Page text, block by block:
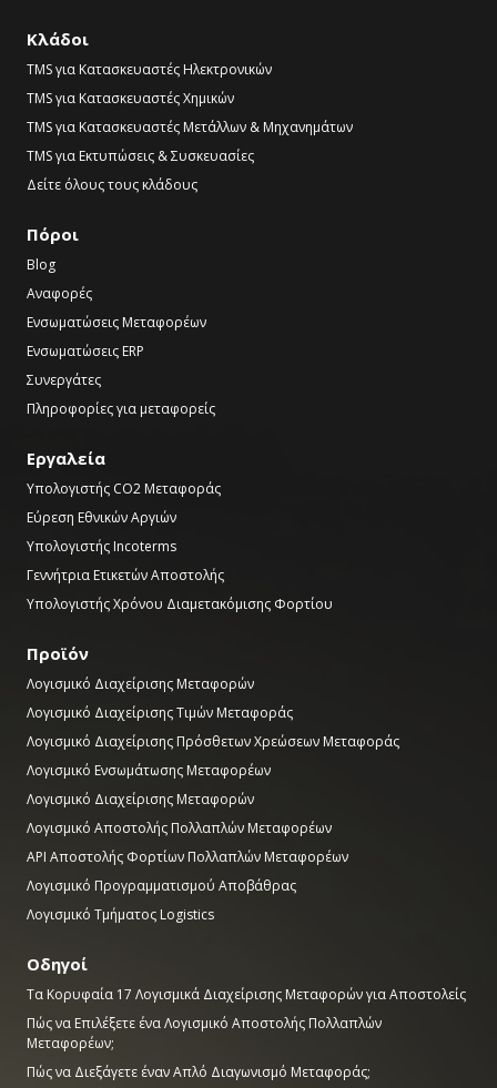
Κλάδοι
TMS για Κατασκευαστές Ηλεκτρονικών
TMS για Κατασκευαστές Χημικών
TMS για Κατασκευαστές Μετάλλων & Μηχανημάτων
TMS για Εκτυπώσεις & Συσκευασίες
Δείτε όλους τους κλάδους
Πόροι
Blog
Αναφορές
Ενσωματώσεις Μεταφορέων
Ενσωματώσεις ERP
Συνεργάτες
Πληροφορίες για μεταφορείς
Εργαλεία
Υπολογιστής CO2 Μεταφοράς
Εύρεση Εθνικών Αργιών
Υπολογιστής Incoterms
Γεννήτρια Ετικετών Αποστολής
Υπολογιστής Χρόνου Διαμετακόμισης Φορτίου
Προϊόν
Λογισμικό Διαχείρισης Μεταφορών
Λογισμικό Διαχείρισης Τιμών Μεταφοράς
Λογισμικό Διαχείρισης Πρόσθετων Χρεώσεων Μεταφοράς
Λογισμικό Ενσωμάτωσης Μεταφορέων
Λογισμικό Διαχείρισης Μεταφορών
Λογισμικό Αποστολής Πολλαπλών Μεταφορέων
API Αποστολής Φορτίων Πολλαπλών Μεταφορέων
Λογισμικό Προγραμματισμού Αποβάθρας
Λογισμικό Τμήματος Logistics
Οδηγοί
Τα Κορυφαία 17 Λογισμικά Διαχείρισης Μεταφορών για Αποστολείς
Πώς να Επιλέξετε ένα Λογισμικό Αποστολής Πολλαπλών
Μεταφορέων;
Πώς να Διεξάγετε έναν Απλό Διαγωνισμό Μεταφοράς;